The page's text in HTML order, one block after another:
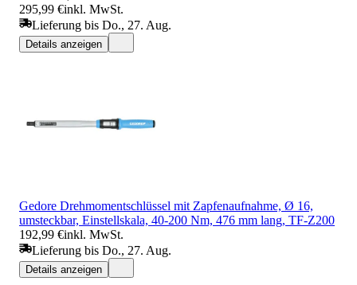
295,99 €inkl. MwSt.
Lieferung bis Do., 27. Aug.
Details anzeigen
Gedore Drehmomentschlüssel mit Zapfenaufnahme, Ø 16,
umsteckbar, Einstellskala, 40-200 Nm, 476 mm lang, TF-Z200
192,99 €inkl. MwSt.
Lieferung bis Do., 27. Aug.
Details anzeigen